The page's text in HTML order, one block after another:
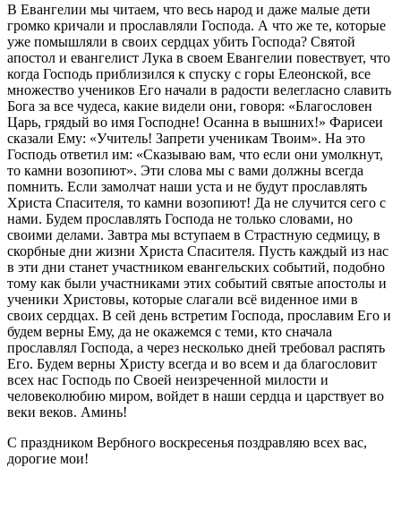
В Евангелии мы читаем, что весь народ и даже малые дети
громко кричали и прославляли Господа. А что же те, которые
уже помышляли в своих сердцах убить Господа? Святой
апостол и евангелист Лука в своем Евангелии повествует, что
когда Господь приблизился к спуску с горы Елеонской, все
множество учеников Его начали в радости велегласно славить
Бога за все чудеса, какие видели они, говоря: «Благословен
Царь, грядый во имя Господне! Осанна в вышних!» Фарисеи
сказали Ему: «Учитель! Запрети ученикам Твоим». На это
Господь ответил им: «Сказываю вам, что если они умолкнут,
то камни возопиют». Эти слова мы с вами должны всегда
помнить. Если замолчат наши уста и не будут прославлять
Христа Спасителя, то камни возопиют! Да не случится сего с
нами. Будем прославлять Господа не только словами, но
своими делами. Завтра мы вступаем в Страстную седмицу, в
скорбные дни жизни Христа Спасителя. Пусть каждый из нас
в эти дни станет участником евангельских событий, подобно
тому как были участниками этих событий святые апостолы и
ученики Христовы, которые слагали всё виденное ими в
своих сердцах. В сей день встретим Господа, прославим Его и
будем верны Ему, да не окажемся с теми, кто сначала
прославлял Господа, а через несколько дней требовал распять
Его. Будем верны Христу всегда и во всем и да благословит
всех нас Господь по Своей неизреченной милости и
человеколюбию миром, войдет в наши сердца и царствует во
веки веков. Аминь!
С праздником Вербного воскресенья поздравляю всех вас,
дорогие мои!